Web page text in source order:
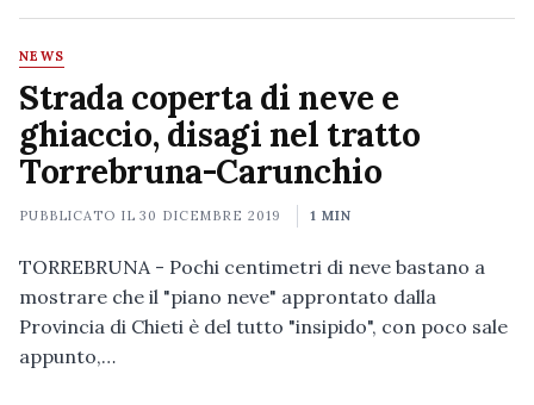
NEWS
Strada coperta di neve e
ghiaccio, disagi nel tratto
Torrebruna-Carunchio
PUBBLICATO IL30 DICEMBRE 2019 1 MIN
TORREBRUNA - Pochi centimetri di neve bastano a
mostrare che il "piano neve" approntato dalla
Provincia di Chieti è del tutto "insipido", con poco sale
appunto,…